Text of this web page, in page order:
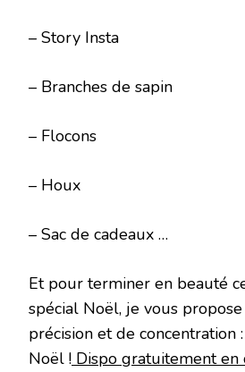
– Story Insta
– Branches de sapin
– Flocons
– Houx
– Sac de cadeaux …
Et pour terminer en beauté
spécial Noël, je vous
précision et de
Noël ! Dispo gratuitement en